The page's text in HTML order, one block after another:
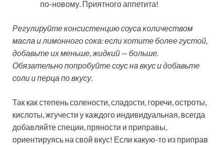
по-новому. Приятного аппетита!
Регулируйте консистенцию соуса количеством
масла и лимонного сока: если хотите более густой,
добавьте их меньше, жидкий — больше.
Обязательно попробуйте соус на вкус и добавьте
соли и перца по вкусу.
Так как степень солености, сладости, горечи, остроты,
кислоты, жгучести у каждого индивидуальная, всегда
добавляйте специи, пряности и приправы,
ориентируясь на свой вкус! Если какую-то из приправ